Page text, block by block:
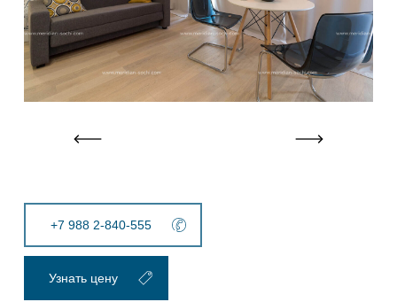
+7 988 2-840-555
Узнать цену